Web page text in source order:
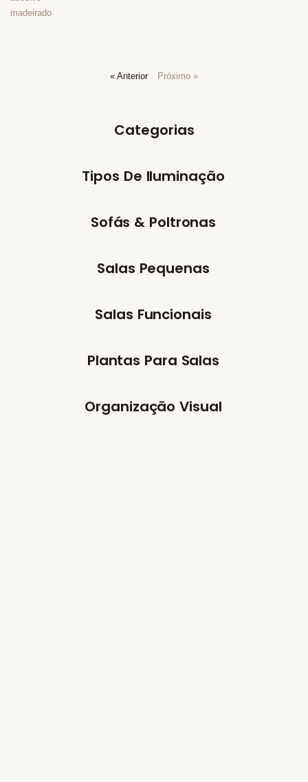
« Anterior Próximo »
Categorias
Tipos De Iluminação
Sofás & Poltronas
Salas Pequenas
Salas Funcionais
Plantas Para Salas
Organização Visual